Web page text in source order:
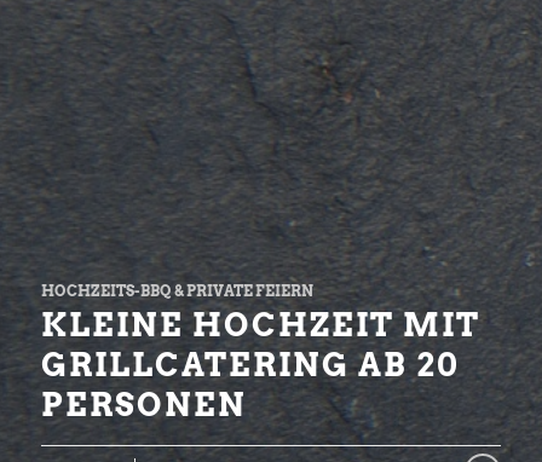
HOCHZEITS-BBQ & PRIVATE FEIERN
KLEINE HOCHZEIT MIT
GRILLCATERING AB 20
PERSONEN